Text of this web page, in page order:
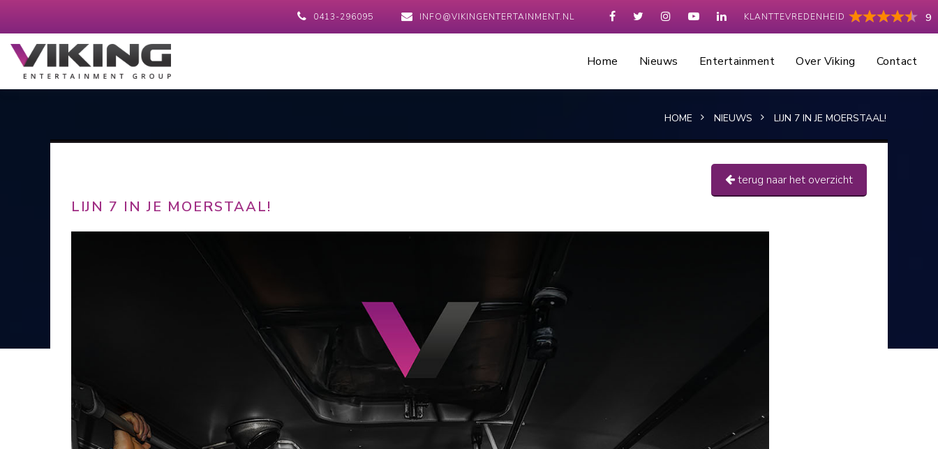
KLANTTEVREDENHEID 9
0413-296095 INFO@VIKINGENTERTAINMENT.NL
Home Nieuws Entertainment Over Viking Contact
HOME NIEUWS LIJN 7 IN JE MOERSTAAL!
terug naar het overzicht
LIJN 7 IN JE MOERSTAAL!